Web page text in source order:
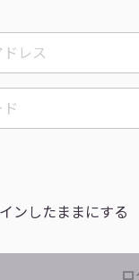
ンしたままにする